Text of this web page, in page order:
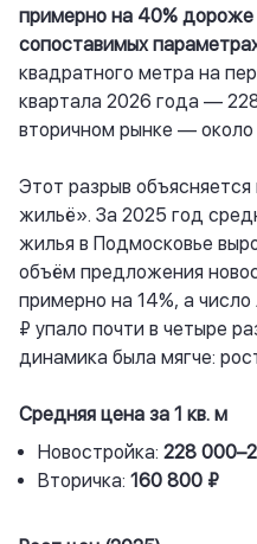
примерно на 40% дороже
сопоставимых
квадратного метра на
квартала 2026 года —
вторичном рынке — около
Этот разрыв
жильё». За 2025 год
жилья в Подмосковье
объём предложения
примерно на 14%, а
₽ упало почти в четыре
динамика была мягче:
Средняя цена за 1 кв. м
Новостройка: 228
Вторичка: 160 800 ₽